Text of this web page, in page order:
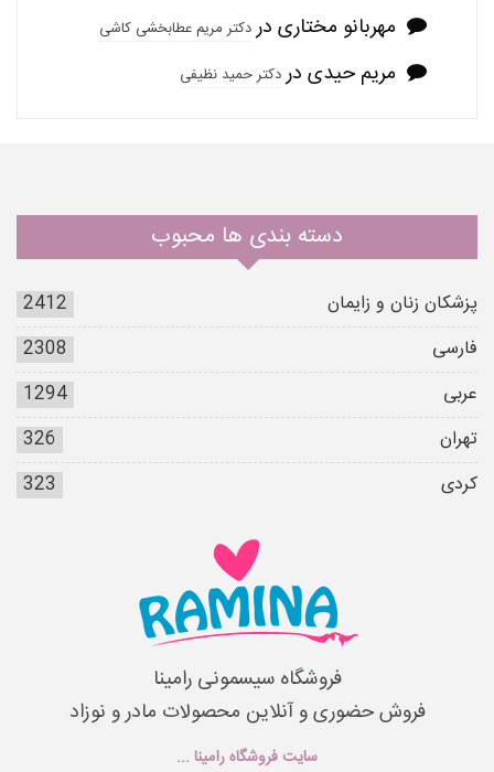
مهربانو مختاری دردکتر مریم عطابخشی کاشی
مریم حیدی دردکتر حمید نظیفی
دسته بندی ها محبوب
پزشکان زنان و زایمان
2412
فارسی
2308
عربی
1294
تهران
326
کردی
323
فروشگاه سیسمونی رامینا
فروش حضوری و آنلاین محصولات مادر و نوزاد
سایت فروشگاه رامینا ...